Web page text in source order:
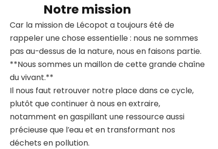
Notre mission
Car la mission de Lécopot a toujours été de
rappeler une chose essentielle : nous ne sommes
pas au-dessus de la nature, nous en faisons partie.
**Nous sommes un maillon de cette grande chaîne
du vivant.**
Il nous faut retrouver notre place dans ce cycle,
plutôt que continuer à nous en extraire,
notamment en gaspillant une ressource aussi
précieuse que l’eau et en transformant nos
déchets en pollution.